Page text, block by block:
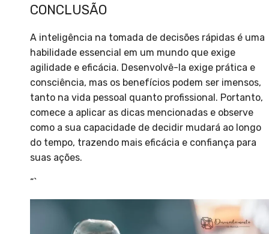
CONCLUSÃO
A inteligência na tomada de decisões rápidas é uma
habilidade essencial em um mundo que exige
agilidade e eficácia. Desenvolvê-la exige prática e
consciência, mas os benefícios podem ser imensos,
tanto na vida pessoal quanto profissional. Portanto,
comece a aplicar as dicas mencionadas e observe
como a sua capacidade de decidir mudará ao longo
do tempo, trazendo mais eficácia e confiança para
suas ações.
“`